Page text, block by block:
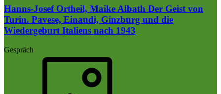
Hanns-Josef Ortheil, Maike Albath Der Geist von
Turin. Pavese, Einaudi, Ginzburg und die
Wiedergeburt Italiens nach 1943
Gespräch